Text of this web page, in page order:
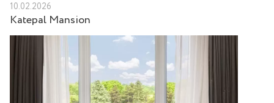
10.02.2026
Katepal Mansion